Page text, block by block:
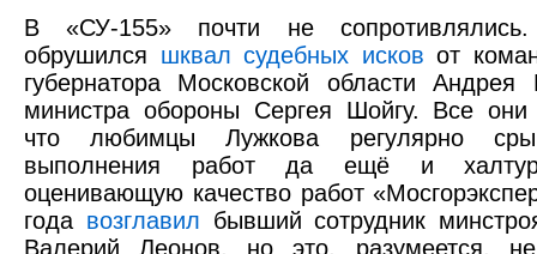
В «СУ-155» почти не
обрушился шквал судебных исков от
губернатора Московской области Андрея
министра обороны Сергея Шойгу. Все они
что любимцы Лужкова регулярно
выполнения работ да ещё и
оценивающую качество работ
года возглавил бывший сотрудник
Валерий Леонов, но это, разумеется,